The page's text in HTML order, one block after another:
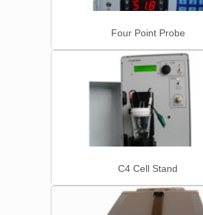
Four Point Probe
C4 Cell Stand